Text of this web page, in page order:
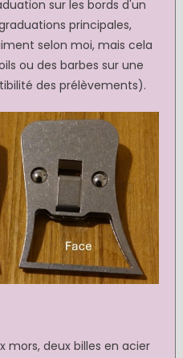
sur les bords d'un
principales,
selon moi, mais cela
ou des barbes sur une
des prélèvements).
mors, deux billes en acier